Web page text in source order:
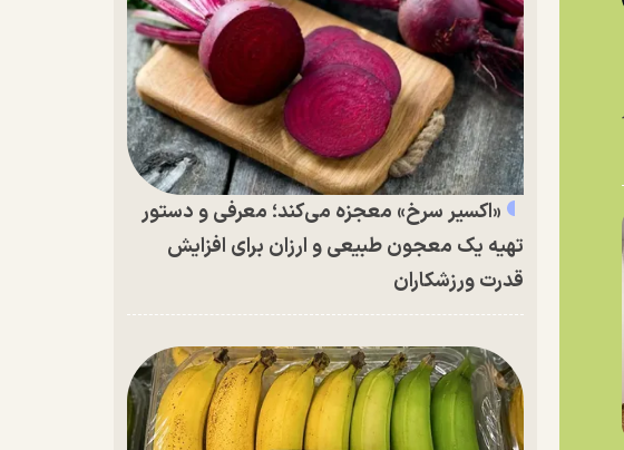
«اکسیر سرخ» معجزه می‌کند؛ معرفی و دستور
تهیه یک معجون طبیعی و ارزان برای افزایش
قدرت ورزشکاران